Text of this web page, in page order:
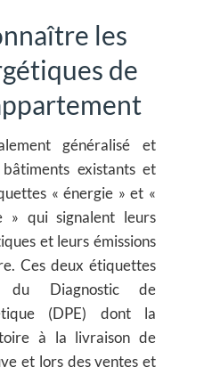
les
de
généralisé et
existants et
« énergie » et «
qui signalent leurs
et leurs émissions
Ces deux étiquettes
Diagnostic de
(DPE) dont la
à la livraison de
et lors des ventes et